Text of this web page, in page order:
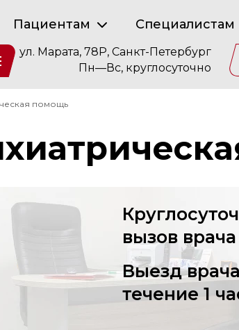
Пациентам Специалистам
ул. Марата, 78Р, Санкт-Петербург
Пн—Вс, круглосуточно
помощь
вызов врача
Выезд
течение 1